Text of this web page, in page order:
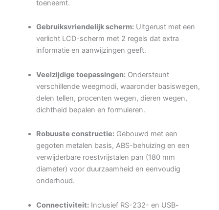
toeneemt.
Gebruiksvriendelijk scherm: Uitgerust met een
verlicht LCD-scherm met 2 regels dat extra
informatie en aanwijzingen geeft.
Veelzijdige toepassingen: Ondersteunt
verschillende weegmodi, waaronder basiswegen,
delen tellen, procenten wegen, dieren wegen,
dichtheid bepalen en formuleren.
Robuuste constructie: Gebouwd met een
gegoten metalen basis, ABS-behuizing en een
verwijderbare roestvrijstalen pan (180 mm
diameter) voor duurzaamheid en eenvoudig
onderhoud.
Connectiviteit: Inclusief RS-232- en USB-